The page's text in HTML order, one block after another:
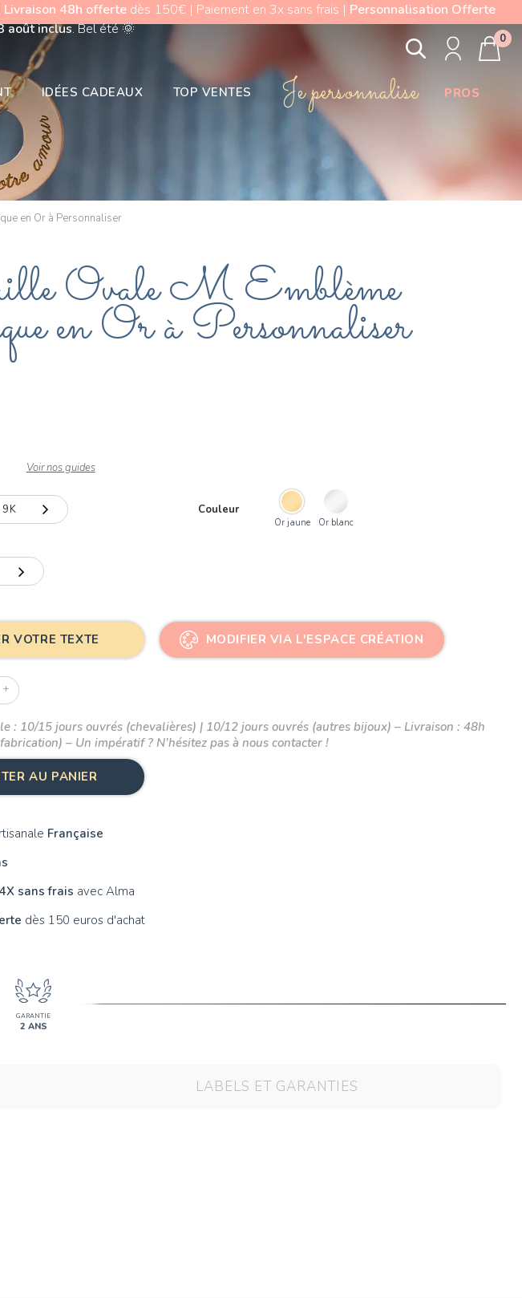
Livraison 48h offertedès 150€ | Paiement en 3x sans frais | Personnalisation Offerte
août inclus. Bel été🌞
IDÉES CADEAUX TOP VENTES Je personnalise PROS
0
en Or à Personnaliser
Ovale M Emblème
en Or à Personnaliser
Voir nos guides
9K
18K
Couleur
Or jaune Or blanc
VOTRE TEXTE MODIFIER VIA L'ESPACE CRÉATION
+
: 10/15 jours ouvrés (chevalières) | 10/12 jours ouvrés (autres bijoux) – Livraison : 48h
– Un impératif ? N’hésitez pas à nous contacter !
AU PANIER
Française
4X sans frais avec Alma
dès 150 euros d'achat
GARANTIE
2 ANS
LABELS ET GARANTIES